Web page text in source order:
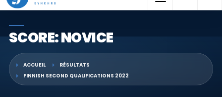
SCORE: NOVICE
ACCUEIL
RÉSULTATS
FINNISH SECOND QUALIFICATIONS 2022